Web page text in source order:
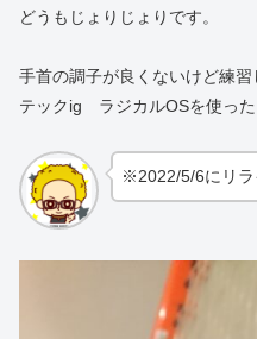
どうもじょりじょりです。
手首の調子が良くないけど練
テックig ラジカルOSを使った
※2022/5/6にリラ